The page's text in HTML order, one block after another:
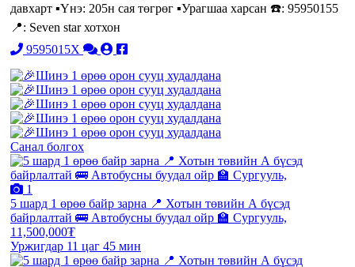
давхарт ▪️Үнэ: 205н сая төгрөг ▪️Урагшаа харсан ☎️: 95950155
📍: Seven star хотхон
9595015X
Санал болгох
1
5 шард 1 өрөө байр зарна 📍 Хотын төвийн А бүсэд
байрлалтай 🚌 Автобусны буудал ойр 🏫 Сургууль,
11,500,000₮
Уржигдар 11 цаг 45 мин